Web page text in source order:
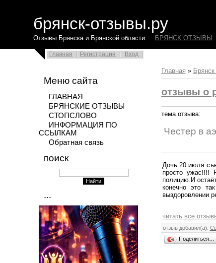
брянск-отзывы.ру
Отзывы Брянска и Брянской области. БРЯНСК ОТЗЫВЫ
Главная Регистрация Вход
Меню сайта
ГЛАВНАЯ
БРЯНСКИЕ ОТЗЫВЫ
СТОПСЛОВО
ИНФОРМАЦИЯ ПО
ССЫЛКАМ
Обратная связь
поиск
...
Главная »
отзывы о
тема отзыва:
Честер в
Дочь 20 июля
просто ужас!!!!
полицию.И
конечно это
выздоровлении
читать все
отзыв добавил(а):
Поделиться…